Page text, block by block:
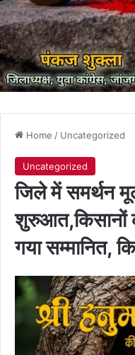
Home / Uncategorized
Uncategorized
जिले में समर्थन
शुरुआत,किसानों
गया सम्मानित,